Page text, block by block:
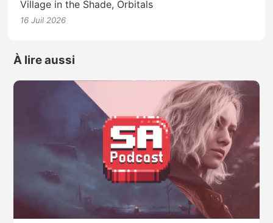
Village in the Shade, Orbitals
16 Juil 2026
À lire aussi